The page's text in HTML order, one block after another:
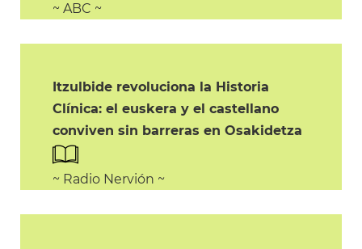
~ ABC ~
Itzulbide revoluciona la Historia
Clínica: el euskera y el castellano
conviven sin barreras en Osakidetza
~ Radio Nervión ~